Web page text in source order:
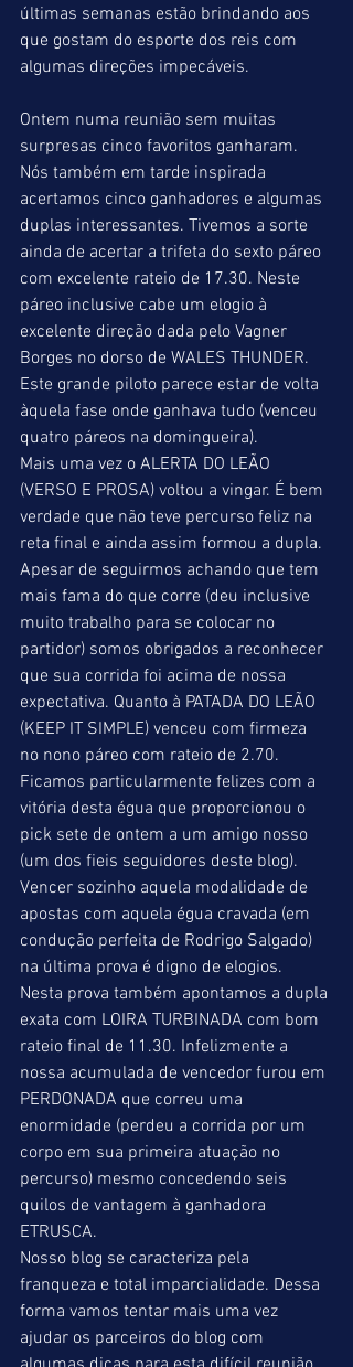
últimas semanas estão brindando aos
que gostam do esporte dos reis com
algumas direções impecáveis.
Ontem numa reunião sem muitas
surpresas cinco favoritos ganharam.
Nós também em tarde inspirada
acertamos cinco ganhadores e algumas
duplas interessantes. Tivemos a sorte
ainda de acertar a trifeta do sexto páreo
com excelente rateio de 17.30. Neste
páreo inclusive cabe um elogio à
excelente direção dada pelo Vagner
Borges no dorso de WALES THUNDER.
Este grande piloto parece estar de volta
àquela fase onde ganhava tudo (venceu
quatro páreos na domingueira).
Mais uma vez o ALERTA DO LEÃO
(VERSO E PROSA) voltou a vingar. É bem
verdade que não teve percurso feliz na
reta final e ainda assim formou a dupla.
Apesar de seguirmos achando que tem
mais fama do que corre (deu inclusive
muito trabalho para se colocar no
partidor) somos obrigados a reconhecer
que sua corrida foi acima de nossa
expectativa. Quanto à PATADA DO LEÃO
(KEEP IT SIMPLE) venceu com firmeza
no nono páreo com rateio de 2.70.
Ficamos particularmente felizes com a
vitória desta égua que proporcionou o
pick sete de ontem a um amigo nosso
(um dos fieis seguidores deste blog).
Vencer sozinho aquela modalidade de
apostas com aquela égua cravada (em
condução perfeita de Rodrigo Salgado)
na última prova é digno de elogios.
Nesta prova também apontamos a dupla
exata com LOIRA TURBINADA com bom
rateio final de 11.30. Infelizmente a
nossa acumulada de vencedor furou em
PERDONADA que correu uma
enormidade (perdeu a corrida por um
corpo em sua primeira atuação no
percurso) mesmo concedendo seis
quilos de vantagem à ganhadora
ETRUSCA.
Nosso blog se caracteriza pela
franqueza e total imparcialidade. Dessa
forma vamos tentar mais uma vez
ajudar os parceiros do blog com